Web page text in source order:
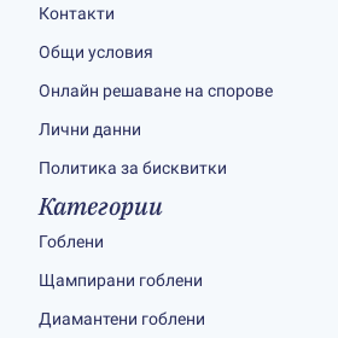
Контакти
Общи условия
Онлайн решаване на спорове
Лични данни
Политика за бисквитки
Категории
Гоблени
Щампирани гоблени
Диамантени гоблени